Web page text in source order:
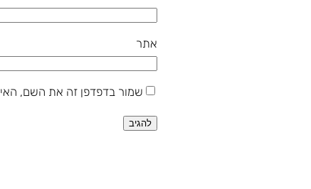
אתר
שמור בדפדפן זה את השם,